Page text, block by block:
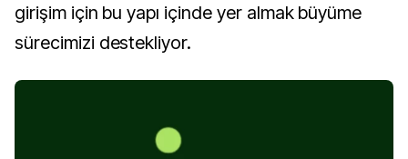
girişim için bu yapı içinde yer almak büyüme
sürecimizi destekliyor.